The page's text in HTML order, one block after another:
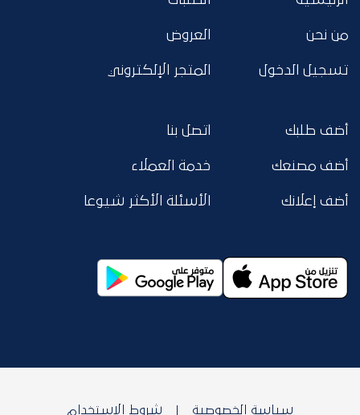
من نحن
تسجيل الدخول
العروض
المتجر الإلكتروني
أضف طلبك
أضف مصنعك
أضف إعلانك
اتصل بنا
خدمة العملاء
الأسئلة الأكثر شيوعا
سياسة الخصوصية شروط الاستخدام